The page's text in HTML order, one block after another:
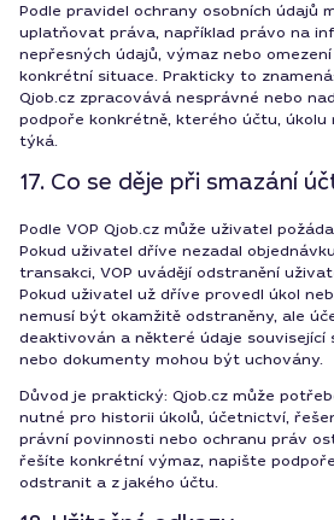
Podle pravidel ochrany osobních údajů
uplatňovat práva, například právo na
nepřesných údajů, výmaz nebo
konkrétní situace. Prakticky to
Qjob.cz zpracovává nesprávné nebo
podpoře konkrétně, kterého účtu, úkolu
týká.
17. Co se děje při smazání
Podle VOP Qjob.cz může uživatel
Pokud uživatel dříve nezadal
transakci, VOP uvádějí odstranění
Pokud uživatel už dříve provedl úkol
nemusí být okamžitě odstraněny, ale
deaktivován a některé údaje související
nebo dokumenty mohou být uchovány.
Důvod je praktický: Qjob.cz může
nutné pro historii úkolů, účetnictví,
právní povinnosti nebo ochranu práv
řešíte konkrétní výmaz, napište
odstranit a z jakého účtu.